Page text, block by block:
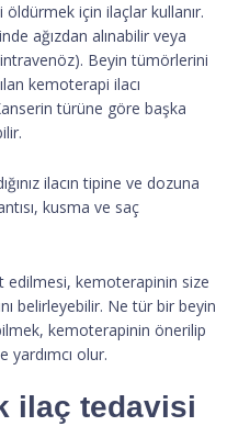
için ilaçlar kullanır.
ağızdan alınabilir veya
Beyin tümörlerini
kemoterapi ilacı
türüne göre başka
ilacın tipine ve dozuna
kusma ve saç
kemoterapinin size
belirleyebilir. Ne tür bir beyin
kemoterapinin önerilip
olur.
ilaç tedavisi